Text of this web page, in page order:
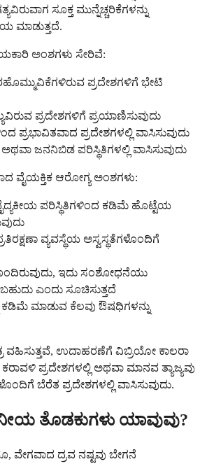
ಸೂಕ್ತ ಮುನ್ನೆಚ್ಚರಿಕೆಗಳನ್ನು
ಮಾಡುತ್ತದೆ.
ಅಂಶಗಳು ಸೇರಿವೆ:
ಪ್ರದೇಶಗಳಿಗೆ ಭೇಟಿ
ಪ್ರದೇಶಗಳಿಗೆ ಪ್ರಯಾಣಿಸುವುದು
ಪ್ರಭಾವಿತವಾದ ಪ್ರದೇಶಗಳಲ್ಲಿ ವಾಸಿಸುವುದು
ಜನನಿಬಿಡ ಪರಿಸ್ಥಿತಿಗಳಲ್ಲಿ ವಾಸಿಸುವುದು
ವೈಯಕ್ತಿಕ ಆರೋಗ್ಯ ಅಂಶಗಳು:
ಪರಿಸ್ಥಿತಿಗಳಿಂದ ಕಡಿಮೆ ಹೊಟ್ಟೆಯ
ವ್ಯವಸ್ಥೆಯ ಅಸ್ವಸ್ಥತೆಗಳೊಂದಿಗೆ
ಇದು ಸಂಶೋಧನೆಯು
ಎಂದು ಸೂಚಿಸುತ್ತದೆ
ಕಡಿಮೆ ಮಾಡುವ ಕೆಲವು ಔಷಧಿಗಳನ್ನು
ವಹಿಸುತ್ತವೆ, ಉದಾಹರಣೆಗೆ ವಿಬ್ರಿಯೋ ಕಾಲರಾ
ಪ್ರದೇಶಗಳಲ್ಲಿ ಅಥವಾ ಮಾನವ ತ್ಯಾಜ್ಯವು
ಬೆರೆತ ಪ್ರದೇಶಗಳಲ್ಲಿ ವಾಸಿಸುವುದು.
ತೊಡಕುಗಳು ಯಾವುವು?
ವೇಗವಾದ ದ್ರವ ನಷ್ಟವು ಬೇಗನೆ